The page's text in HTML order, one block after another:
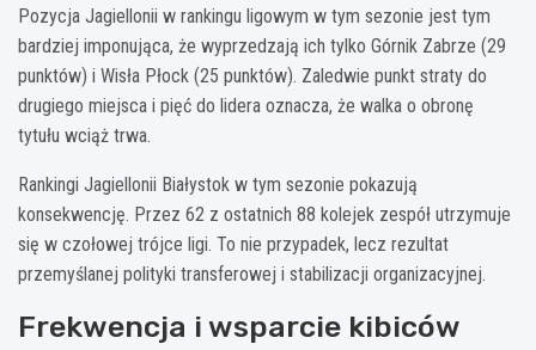
Pozycja Jagiellonii w rankingu ligowym w tym sezonie jest tym
bardziej imponująca, że wyprzedzają ich tylko Górnik Zabrze (29
punktów) i Wisła Płock (25 punktów). Zaledwie punkt straty do
drugiego miejsca i pięć do lidera oznacza, że walka o obronę
tytułu wciąż trwa.
Rankingi Jagiellonii Białystok w tym sezonie pokazują
konsekwencję. Przez 62 z ostatnich 88 kolejek zespół utrzymuje
się w czołowej trójce ligi. To nie przypadek, lecz rezultat
przemyślanej polityki transferowej i stabilizacji organizacyjnej.
Frekwencja i wsparcie kibiców